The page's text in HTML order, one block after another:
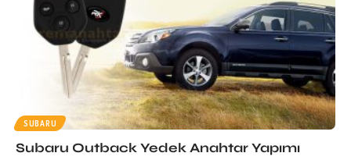
SUBARU
Subaru Outback Yedek Anahtar Yapımı